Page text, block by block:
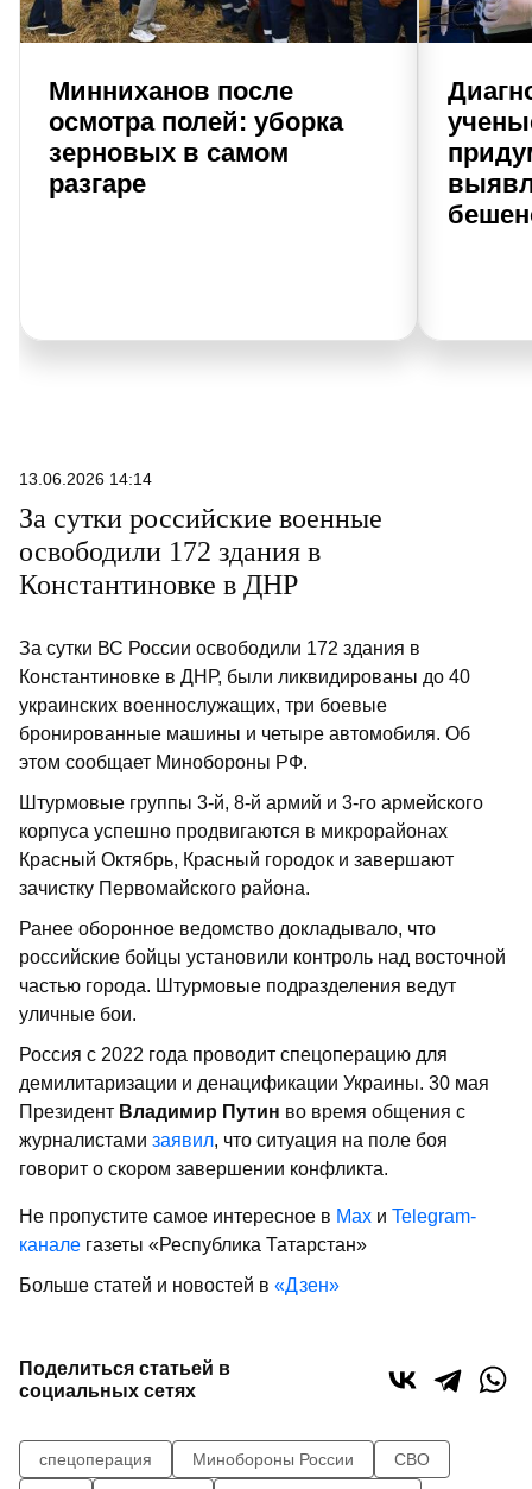
Минниханов после
осмотра полей: уборка
зерновых в самом
разгаре
13.06.2026 14:14
За сутки российские военные
освободили 172 здания в
Константиновке в ДНР
За сутки ВС России освободили 172 здания в
Константиновке в ДНР, были ликвидированы до 40
украинских военнослужащих, три боевые
бронированные машины и четыре автомобиля. Об
этом сообщает Минобороны РФ.
Штурмовые группы 3-й, 8-й армий и 3-го армейского
корпуса успешно продвигаются в микрорайонах
Красный Октябрь, Красный городок и завершают
зачистку Первомайского района.
Ранее оборонное ведомство докладывало, что
российские бойцы установили контроль над восточной
частью города. Штурмовые подразделения ведут
уличные бои.
Россия с 2022 года проводит спецоперацию для
демилитаризации и денацификации Украины. 30 мая
Президент Владимир Путин во время общения с
журналистами заявил, что ситуация на поле боя
говорит о скором завершении конфликта.
Не пропустите самое интересное в Max и Telegram-
канале газеты «Республика Татарстан»
Больше статей и новостей в «Дзен»
Поделиться статьей в
социальных сетях
спецоперация Минобороны России
СВО